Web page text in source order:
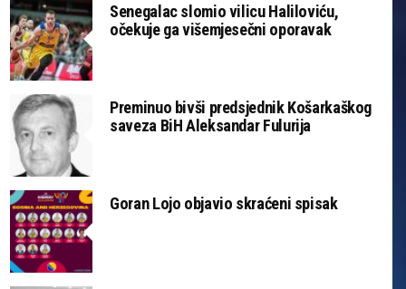
Senegalac slomio vilicu Haliloviću,
očekuje ga višemjesečni oporavak
Preminuo bivši predsjednik Košarkaškog
saveza BiH Aleksandar Fulurija
Goran Lojo objavio skraćeni spisak